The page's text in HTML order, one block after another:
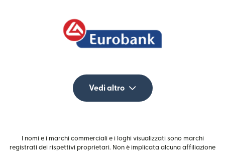
Vedi altro
I nomi e i marchi commerciali e i loghi visualizzati sono marchi
registrati dei rispettivi proprietari. Non è implicata alcuna affiliazione